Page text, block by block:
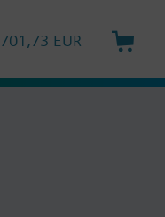
701,73 EUR